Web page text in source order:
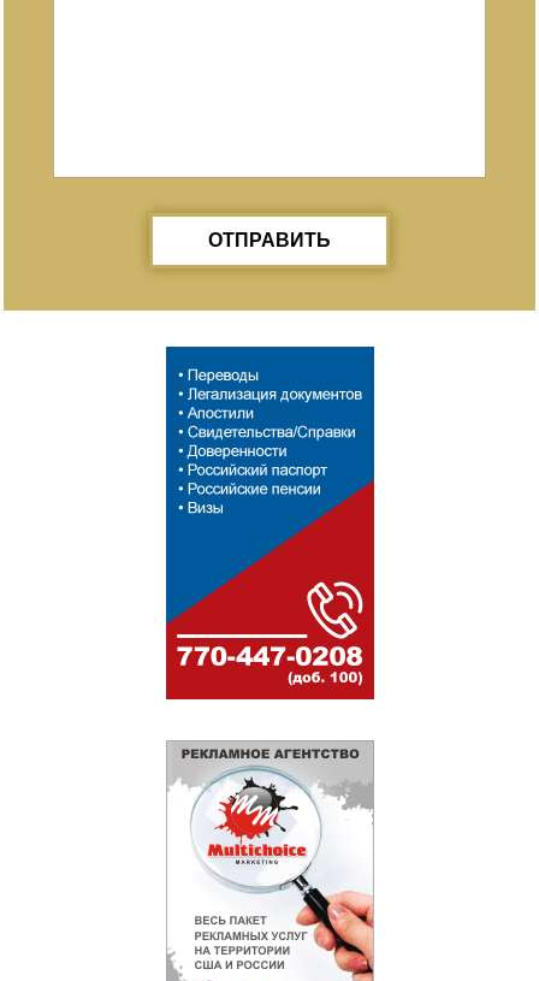
ОТПРАВИТЬ